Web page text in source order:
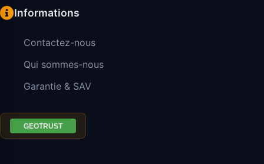
Informations
Contactez-nous
Qui sommes-nous
Garantie & SAV